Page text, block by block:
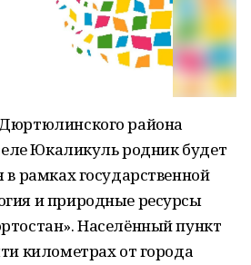
района
Юкаликуль родник будет
в рамках государственной
и природные ресурсы
Населённый пункт
километрах от города